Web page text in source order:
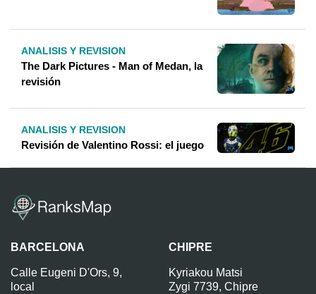
ANALISIS Y REVISION
The Dark Pictures - Man of Medan, la
revisión
ANALISIS Y REVISION
Revisión de Valentino Rossi: el juego
BARCELONA
Calle Eugeni D'Ors, 9,
local
CHIPRE
Kyriakou Matsi
Zygi 7739, Chipre